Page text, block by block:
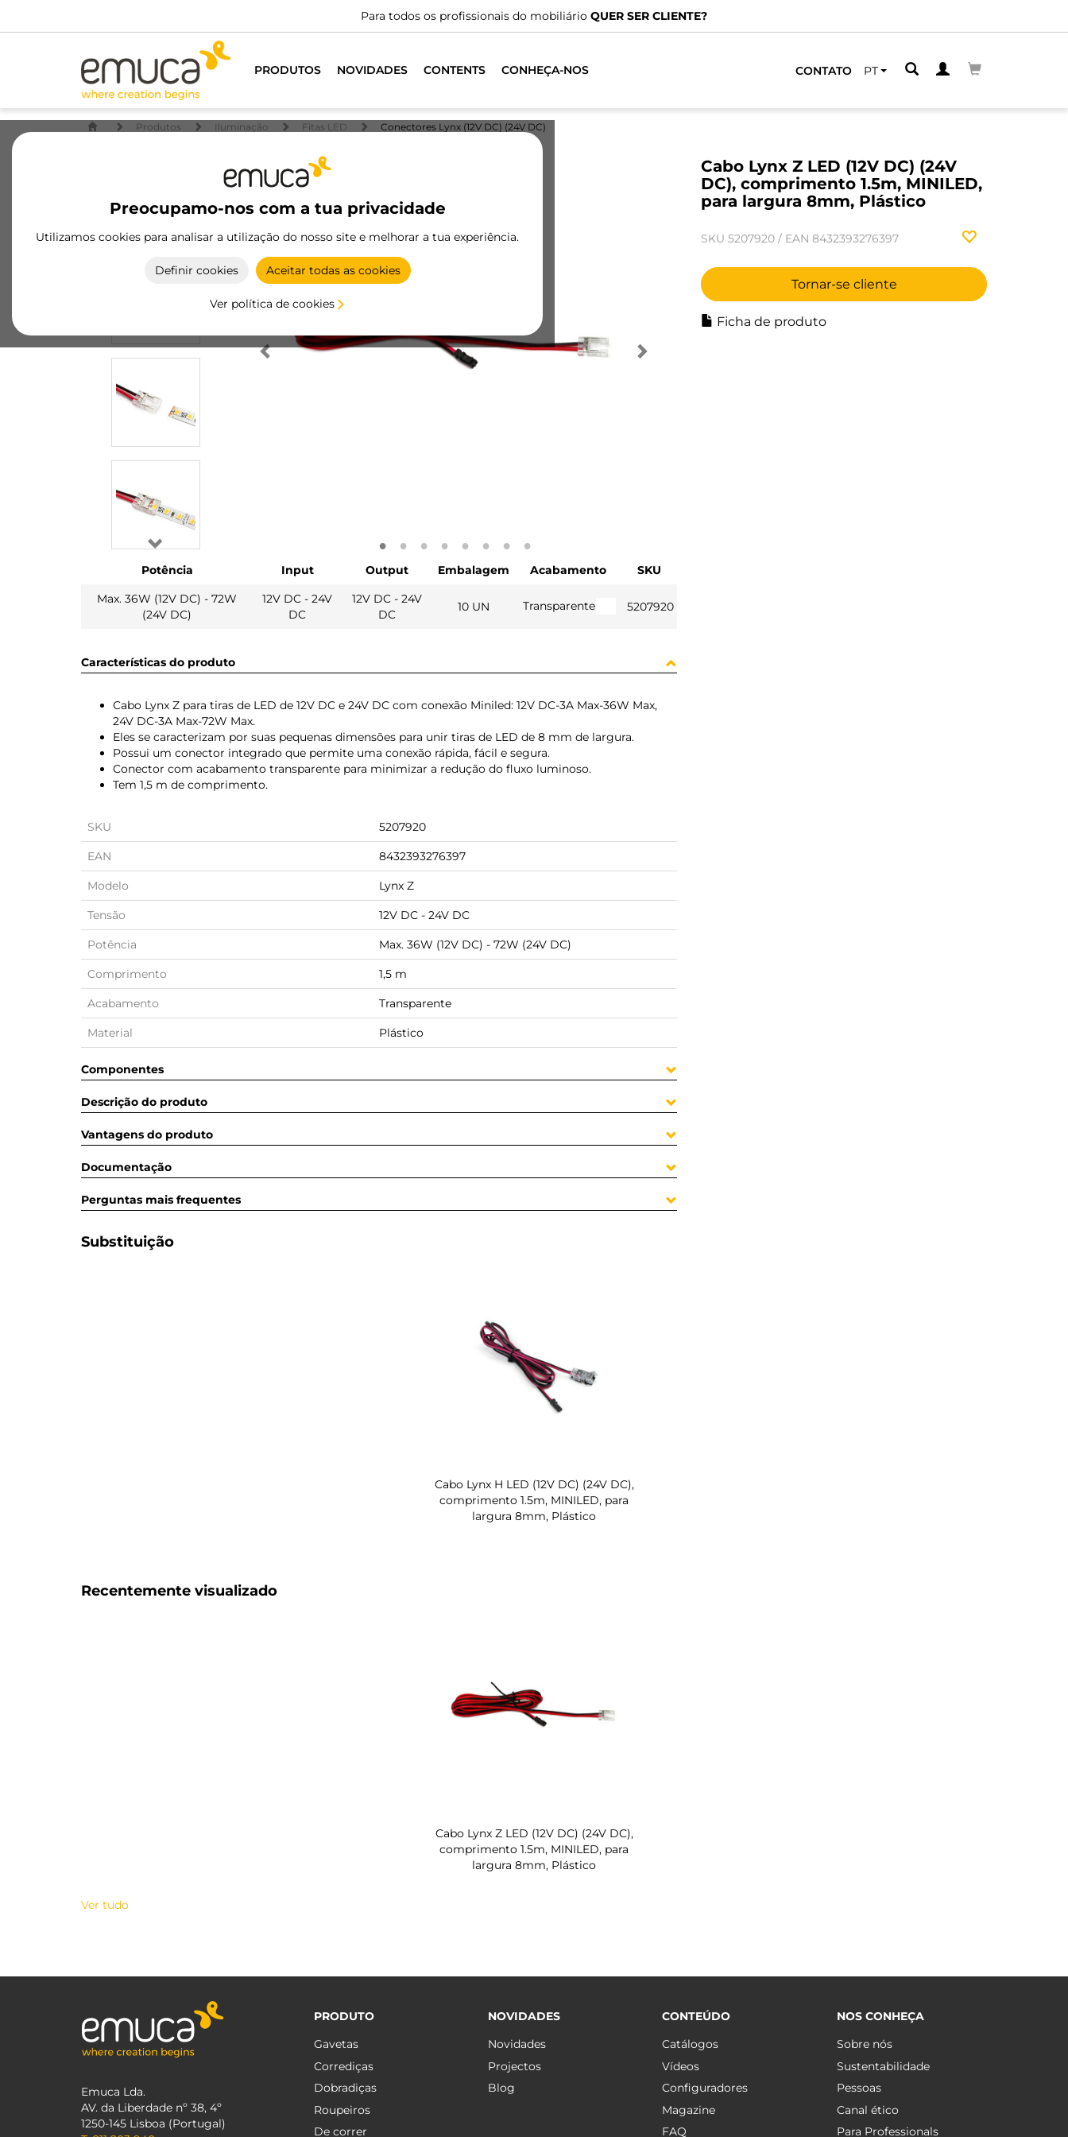
Para todos os profissionais do mobiliário QUER SER CLIENTE?
PRODUTOS NOVIDADES CONTENTS CONHEÇA-NOS CONTATO PT
Preocupamo-nos com a tua privacidade
Utilizamos cookies para analisar a utilização do nosso site e melhorar a tua experiência.
Definir cookies Aceitar todas as cookies
Ver política de cookies
Produtos Iluminação Fitas LED Conectores Lynx (12V DC) (24V DC)
Cabo Lynx Z LED (12V DC) (24V
DC), comprimento 1.5m, MINILED,
para largura 8mm, Plástico
SKU 5207920 / EAN 8432393276397
Tornar-se cliente
Ficha de produto
Potência Input Output Embalagem Acabamento
SKU
Max. 36W (12V DC) - 72W
(24V DC)
12V DC - 24V
DC
12V DC - 24V
DC
10 UN Transparente 5207920
Características do produto
Cabo Lynx Z para tiras de LED de 12V DC e 24V DC com conexão Miniled: 12V DC-3A Max-36W Max,
24V DC-3A Max-72W Max.
Eles se caracterizam por suas pequenas dimensões para unir tiras de LED de 8 mm de largura.
Possui um conector integrado que permite uma conexão rápida, fácil e segura.
Conector com acabamento transparente para minimizar a redução do fluxo luminoso.
Tem 1,5 m de comprimento.
SKU 5207920
EAN 8432393276397
Modelo Lynx Z
Tensão 12V DC - 24V DC
Potência Max. 36W (12V DC) - 72W (24V DC)
Comprimento 1,5 m
Acabamento Transparente
Material Plástico
Componentes
Descrição do produto
Vantagens do produto
Documentação
Perguntas mais frequentes
Substituição
Cabo Lynx H LED (12V DC) (24V DC),
comprimento 1.5m, MINILED, para
largura 8mm, Plástico
Recentemente visualizado
Cabo Lynx Z LED (12V DC) (24V DC),
comprimento 1.5m, MINILED, para
largura 8mm, Plástico
Ver tudo
Emuca Lda.
AV. da Liberdade nº 38, 4º
1250-145 Lisboa (Portugal)
PRODUTO
Gavetas
Corrediças
Dobradiças
Roupeiros
De correr
NOVIDADES
Novidades
Projectos
Blog
CONTEÚDO
Catálogos
Vídeos
Configuradores
Magazine
FAQ
NOS CONHEÇA
Sobre nós
Sustentabilidade
Pessoas
Canal ético
Para Professionals